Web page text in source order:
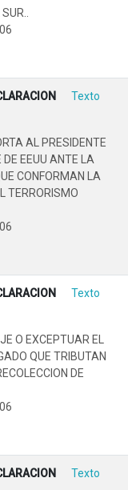
Texto
AL PRESIDENTE
EEUU ANTE LA
CONFORMAN LA
TERRORISMO
Texto
O EXCEPTUAR EL
QUE TRIBUTAN
DE
Texto